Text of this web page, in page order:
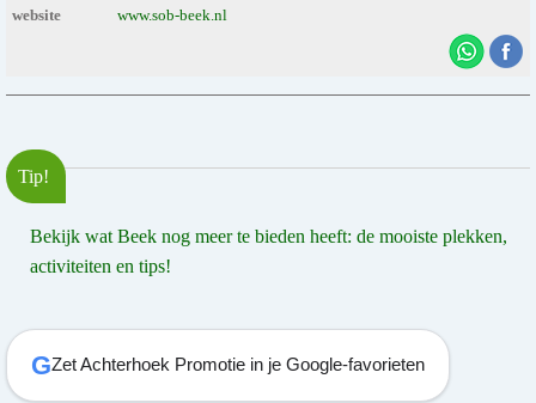
website
www.sob-beek.nl
Tip!
Bekijk wat Beek nog meer te bieden heeft: de mooiste plekken,
activiteiten en tips!
GZet Achterhoek Promotie in je Google-favorieten